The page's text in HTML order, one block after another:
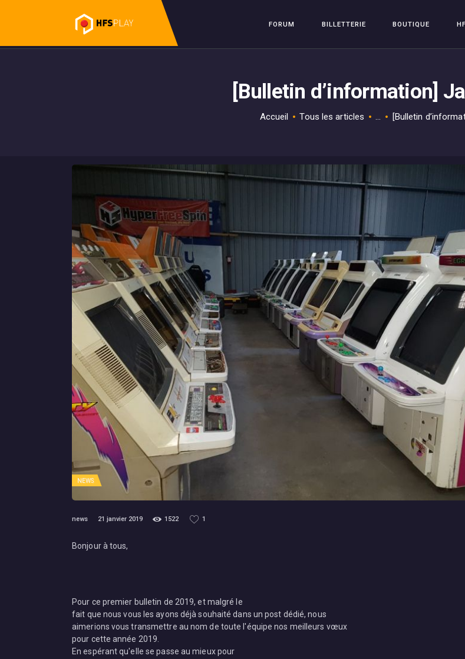
FORUM BILLETTERIE BOUTIQUE
[Bulletin d’information]
Accueil Tous les articles ... [Bulletin
HFSPLAY
HFSDB
WIKI
NEWS
news 21 janvier 2019 1522 1
Bonjour à tous,
Pour ce premier bulletin de 2019, et malgré le
fait que nous vous les ayons déjà souhaité dans un post dédié, nous
aimerions vous transmettre au nom de toute l'équipe nos meilleurs vœux
pour cette année 2019.
En espérant qu'elle se passe au mieux pour